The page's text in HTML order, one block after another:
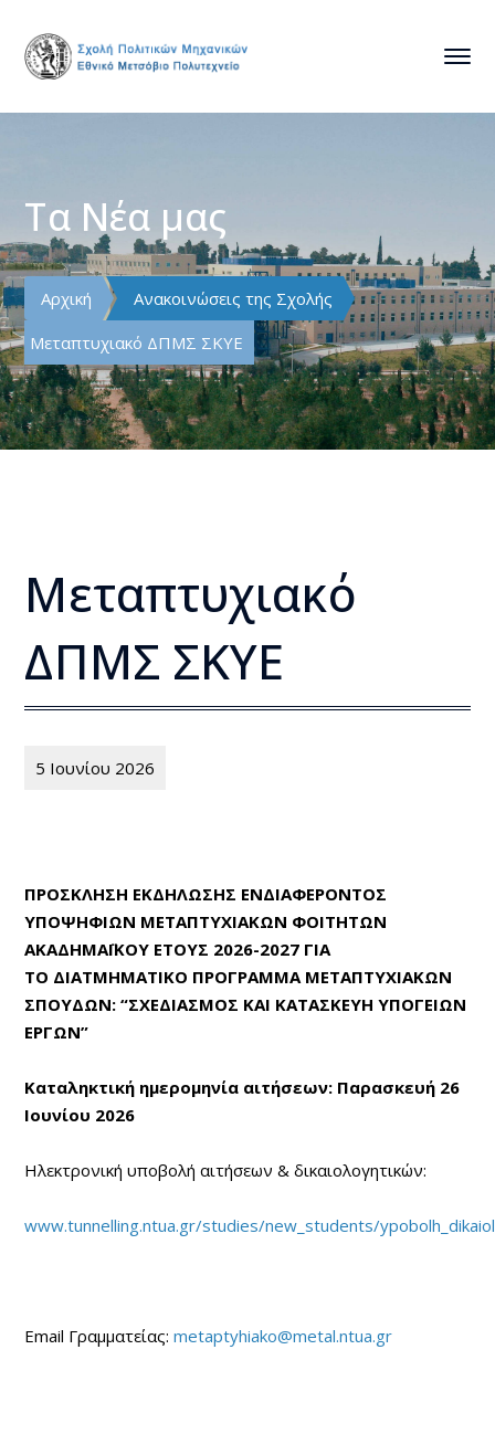
Τα Νέα μας
Αρχική
Ανακοινώσεις της Σχολής
Μεταπτυχιακό ΔΠΜΣ ΣΚΥΕ
Μεταπτυχιακό
ΔΠΜΣ ΣΚΥΕ
5 Ιουνίου 2026
ΠΡΟΣΚΛΗΣΗ ΕΚΔΗΛΩΣΗΣ ΕΝΔΙΑΦΕΡΟΝΤΟΣ
ΥΠΟΨΗΦΙΩΝ ΜΕΤΑΠΤΥΧΙΑΚΩΝ ΦΟΙΤΗΤΩΝ
ΑΚΑΔΗΜΑΪΚΟΥ ΕΤΟΥΣ 2026-2027 ΓΙΑ
ΤΟ ΔΙΑΤΜΗΜΑΤΙΚΟ ΠΡΟΓΡΑΜΜΑ ΜΕΤΑΠΤΥΧΙΑΚΩΝ
ΣΠΟΥΔΩΝ:“ΣΧΕΔΙΑΣΜΟΣ ΚΑΙ ΚΑΤΑΣΚΕΥΗ ΥΠΟΓΕΙΩΝ
ΕΡΓΩΝ”
Καταληκτική ημερομηνία αιτήσεων: Παρασκευή 26
Ιουνίου 2026
Ηλεκτρονική υποβολή αιτήσεων & δικαιολογητικών:
www.tunnelling.ntua.gr/studies/new_students/
Email Γραμματείας:metaptyhiako@metal.ntua.gr